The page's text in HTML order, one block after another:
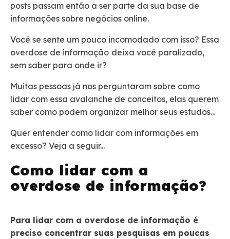
posts passam então a ser parte da sua base de
informações sobre negócios online.
Você se sente um pouco incomodado com isso? Essa
overdose de informação deixa você paralizado,
sem saber para onde ir?
Muitas pessoas já nos perguntaram sobre como
lidar com essa avalanche de conceitos, elas querem
saber como podem organizar melhor seus estudos…
Quer entender como lidar com informações em
excesso? Veja a seguir...
Como lidar com a
overdose de informação?
Para lidar com a overdose de informação é
preciso concentrar suas pesquisas em poucas